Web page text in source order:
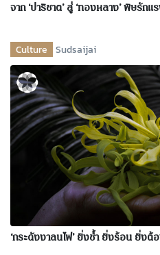
จาก ‘ปาริชาต’ สู่ ‘ทองหลาง’ พิษรัก
Culture Sudsaijai
‘กระดังงาลนไฟ’ ยิ่งช้ำ ยิ่งร้อน ยิ่งต้